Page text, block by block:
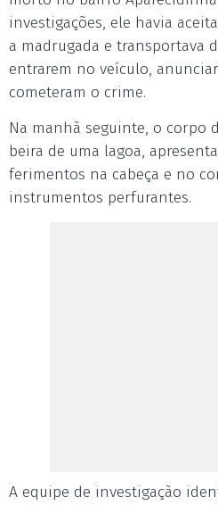
investigações, ele havia
a madrugada e transportava
entrarem no veículo,
cometeram o crime.
Na manhã seguinte, o corpo
beira de uma lagoa,
ferimentos na cabeça e no
instrumentos perfurantes.
A equipe de investigação